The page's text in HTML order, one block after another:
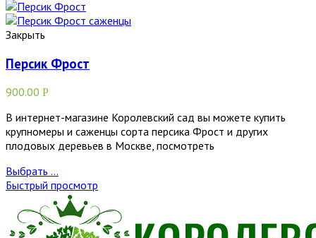
Закрыть
Персик Фрост
900.00 Р
В интернет-магазине Королевский сад вы можете купить
крупномеры и саженцы сорта персика Фрост и других
плодовых деревьев в Москве, посмотреть
Выбрать ...
Быстрый просмотр